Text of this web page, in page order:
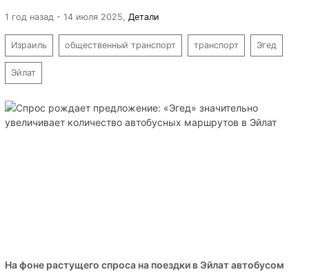
1 год назад - 14 июля 2025 Детали
Израиль общественный транспорт транспорт Эгед
Эйлат
На фоне растущего спроса на поездки в Эйлат автобусом